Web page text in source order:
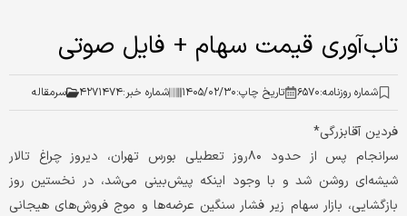
تاب‌آوری قیمت سهام + فایل صوتی
شماره روزنامه:۶۵۷۰ تاریخ چاپ:۱۴۰۵/۰۲/۳۰ شماره خبر:۴۲۷۱۴۷۴ سرمقاله
فردین آقابزرگی*
سرانجام پس از حدود ۸۰روز تعطیلی بورس تهران، دیروز چراغ تالار
شیشه‌ای روشن شد و با وجود اینکه پیش‌بینی می‌شد، در نخستین روز
بازگشایی، بازار سهام زیر فشار سنگین عرضه‌ها و موج فروش‌های هیجانی